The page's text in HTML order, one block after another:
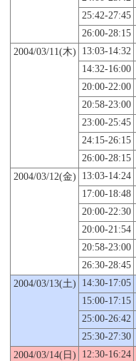
25:42-27:45
26:00-28:15
2004/03/11(木)
13:03-14:32
14:32-16:00
20:00-22:00
20:58-23:00
23:00-25:45
24:15-26:15
26:00-28:15
2004/03/12(金)
13:03-14:24
17:00-18:48
20:00-22:30
20:00-21:54
20:58-23:00
26:30-28:45
2004/03/13(土)
14:30-17:05
15:00-17:15
25:00-26:42
25:30-27:30
2004/03/14(日)
12:30-16:24